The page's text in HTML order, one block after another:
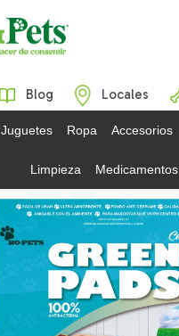
Blog Locales
Juguetes Ropa Accesorios
Limpieza Medicamentos